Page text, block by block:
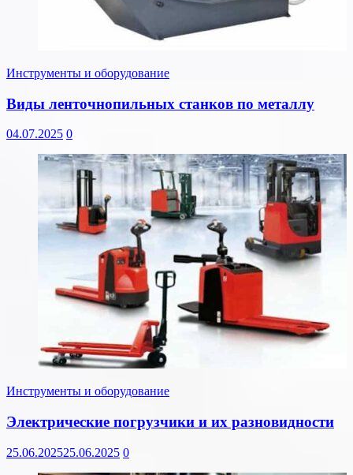
Инструменты и оборудование
Виды ленточнопильных станков по металлу
04.07.2025 0
Инструменты и оборудование
Электрические погрузчики и их разновидности
25.06.202525.06.2025 0